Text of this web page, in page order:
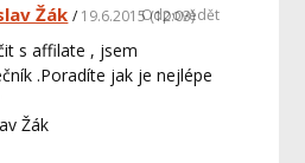
Žák 19.6.2015 (12:03)
s affilate , jsem
.Poradíte jak je nejlépe
Žák
Odpovědět